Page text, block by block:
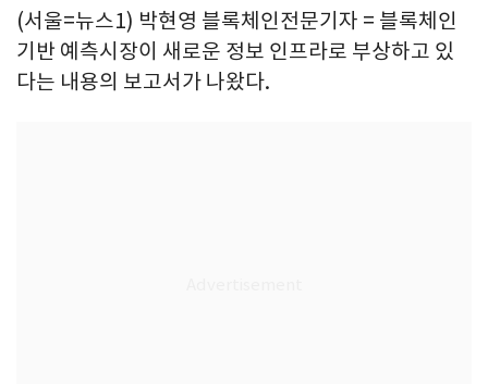
(서울=뉴스1) 박현영 블록체인전문기자 = 블록체인
기반 예측시장이 새로운 정보 인프라로 부상하고 있
다는 내용의 보고서가 나왔다.